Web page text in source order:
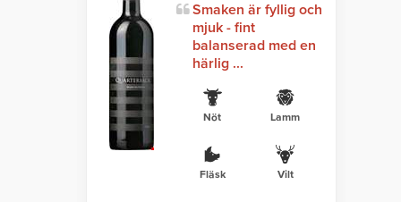
Smaken är fyllig och
mjuk - fint
balanserad med en
härlig ...
Nöt Lamm
Fläsk Vilt